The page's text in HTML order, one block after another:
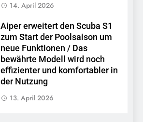
14. April 2026
Aiper erweitert den Scuba S1
zum Start der Poolsaison um
neue Funktionen / Das
bewährte Modell wird noch
effizienter und komfortabler in
der Nutzung
13. April 2026